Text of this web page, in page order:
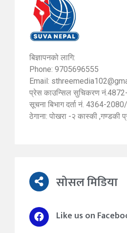
बिज्ञापनको लागि:
Phone: 9705696555
Email:
प्रेस काउन्सिल सुचिकरण
सूचना बिभाग दर्ता नं. 4364-
ठेगाना: पोखरा -२ कास्की ,गण्डकी
सोसल मिडिया
Like us on